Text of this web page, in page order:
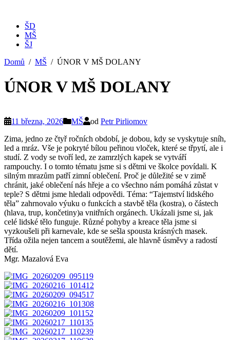
ŠD
MŠ
ŠJ
Domů
MŠ ÚNOR V MŠ DOLANY
ÚNOR V MŠ DOLANY
11 března, 2026 MŠ od Petr Pirliomov
Zima, jedno ze čtyř ročních období, je dobou, kdy se vyskytuje sníh,
led a mráz. Vše je pokryté bílou peřinou vloček, které se třpytí, ale i
studí. Z vody se tvoří led, ze zamrzlých kapek se vytváří
rampouchy. I o tomto tématu jsme si s dětmi ve školce povídali. K
silným mrazům patří zimní oblečení. Proč je důležité se v zimě
chránit, jaké oblečení nás hřeje a co všechno nám pomáhá zůstat v
teple? S dětmi jsme hledali odpovědi. Téma: “Tajemství lidského
těla” zahrnovalo výuku o funkcích a stavbě těla (kostra), o částech
(hlava, trup, končetiny)a vnitřních orgánech. Ukázali jsme si, jak
celé lidské tělo funguje. Různé pohyby a kreace těla jsme si
vyzkoušeli při karnevale, kde se sešla spousta krásných masek.
Třída ožila nejen tancem a soutěžemi, ale hlavně úsměvy a radostí
dětí.
Mgr. Mazalová Eva